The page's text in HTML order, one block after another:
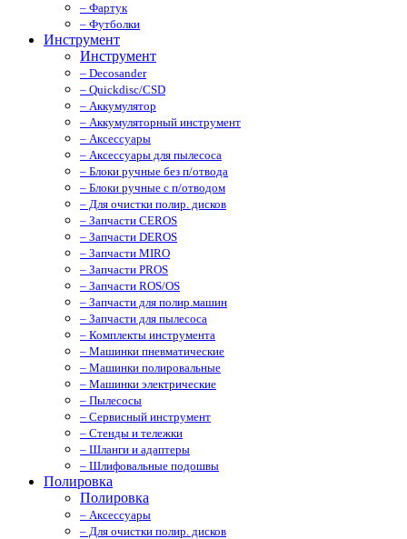
– Фартук
– Футболки
Инструмент
Инструмент
– Decosander
– Quickdisc/CSD
– Аккумулятор
– Аккумуляторный инструмент
– Аксессуары
– Аксессуары для пылесоса
– Блоки ручные без п/отвода
– Блоки ручные с п/отводом
– Для очистки полир. дисков
– Запчасти CEROS
– Запчасти DEROS
– Запчасти MIRO
– Запчасти PROS
– Запчасти ROS/OS
– Запчасти для полир.машин
– Запчасти для пылесоса
– Комплекты инструмента
– Машинки пневматические
– Машинки полировальные
– Машинки электрические
– Пылесосы
– Сервисный инструмент
– Стенды и тележки
– Шланги и адаптеры
– Шлифовальные подошвы
Полировка
Полировка
– Аксессуары
– Для очистки полир. дисков